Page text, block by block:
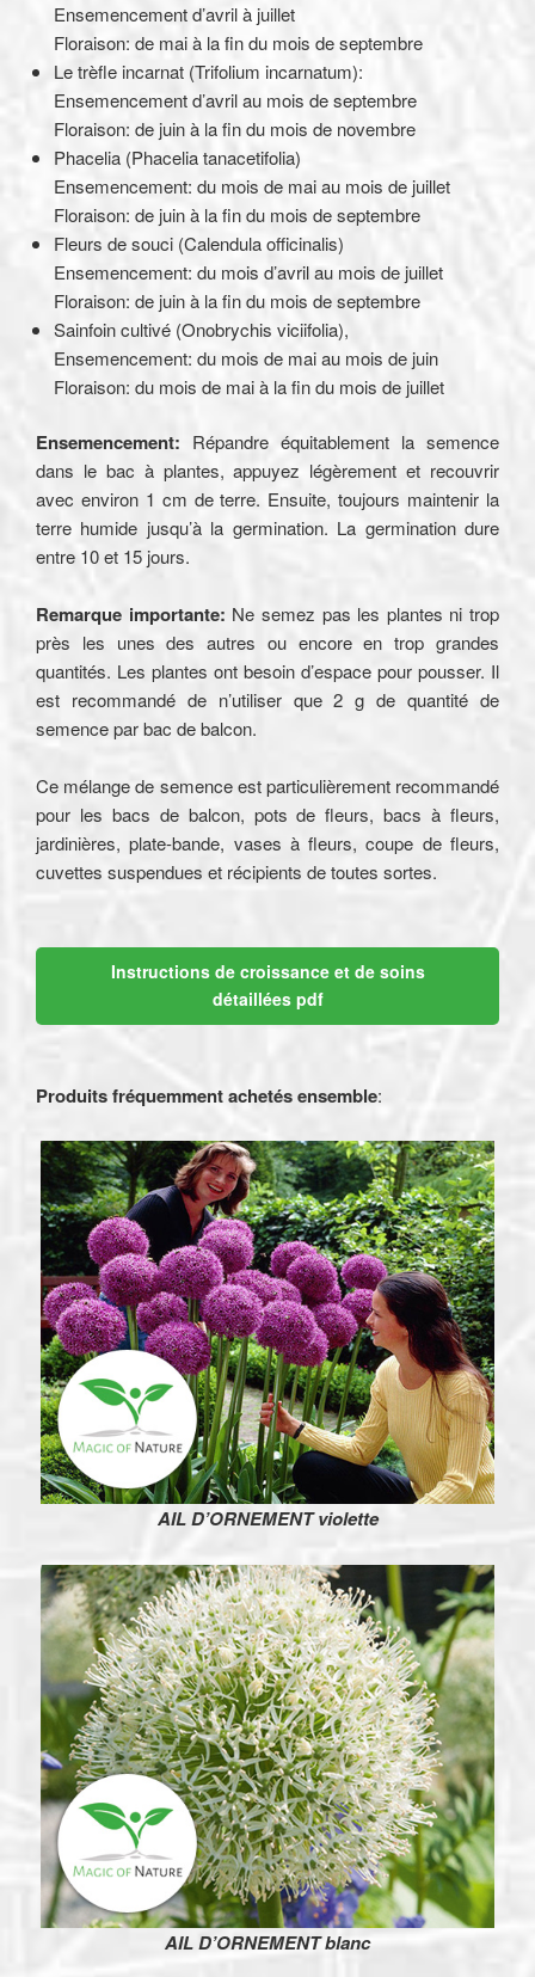
Ensemencement d’avril à juillet
Floraison: de mai à la fin du mois de septembre
Le trèfle incarnat (Trifolium incarnatum):
Ensemencement d’avril au mois de septembre
Floraison: de juin à la fin du mois de novembre
Phacelia (Phacelia tanacetifolia)
Ensemencement: du mois de mai au mois de juillet
Floraison: de juin à la fin du mois de septembre
Fleurs de souci (Calendula officinalis)
Ensemencement: du mois d’avril au mois de juillet
Floraison: de juin à la fin du mois de septembre
Sainfoin cultivé (Onobrychis viciifolia),
Ensemencement: du mois de mai au mois de juin
Floraison: du mois de mai à la fin du mois de juillet
Ensemencement: Répandre équitablement la semence
dans le bac à plantes, appuyez légèrement et recouvrir
avec environ 1 cm de terre. Ensuite, toujours maintenir la
terre humide jusqu’à la germination. La germination dure
entre 10 et 15 jours.
Remarque importante: Ne semez pas les plantes ni trop
près les unes des autres ou encore en trop grandes
quantités. Les plantes ont besoin d’espace pour pousser. Il
est recommandé de n’utiliser que 2 g de quantité de
semence par bac de balcon.
Ce mélange de semence est particulièrement recommandé
pour les bacs de balcon, pots de fleurs, bacs à fleurs,
jardinières, plate-bande, vases à fleurs, coupe de fleurs,
cuvettes suspendues et récipients de toutes sortes.
Instructions de croissance et de soins
détaillées pdf
Produits fréquemment achetés ensemble:
AIL D’ORNEMENT violette
AIL D’ORNEMENT blanc